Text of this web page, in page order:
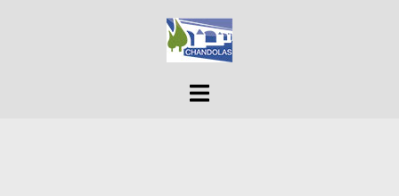
Ouvrir/fermer